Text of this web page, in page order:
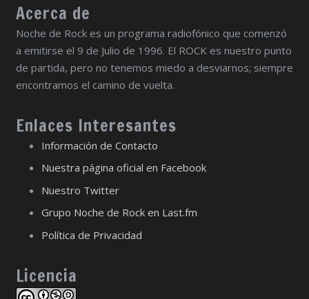
Acerca de
Noche de Rock es un programa radiofónico que comenzó
a emitirse el 9 de Julio de 1996. El ROCK es nuestro punto
de partida, pero no tenemos miedo a desviarnos; siempre
encontramos el camino de vuelta.
Enlaces Interesantes
Información de Contacto
Nuestra página oficial en Facebook
Nuestro Twitter
Grupo Noche de Rock en Last.fm
Política de Privacidad
Licencia